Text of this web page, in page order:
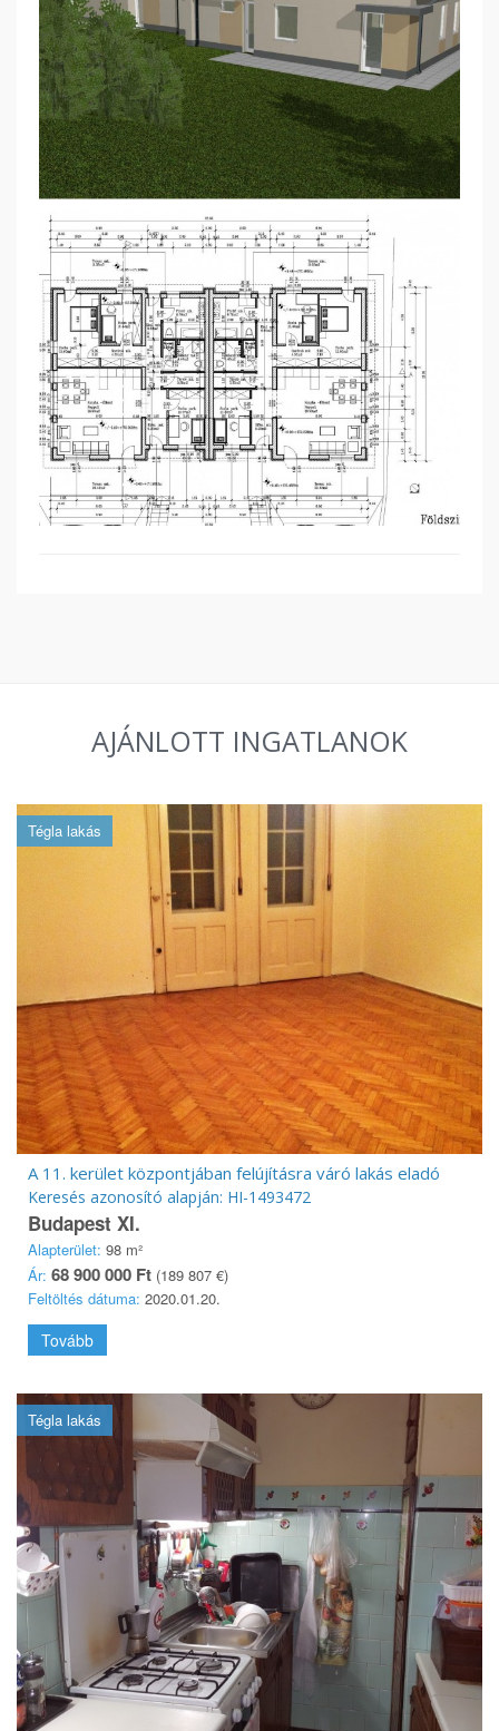
AJÁNLOTT INGATLANOK
Tégla lakás
A 11. kerület központjában felújításra váró lakás eladó
Keresés azonosító alapján: HI-1493472
Budapest XI.
Alapterület: 98 m²
Ár: 68 900 000 Ft (189 807 €)
Feltöltés dátuma: 2020.01.20.
Tovább
Tégla lakás